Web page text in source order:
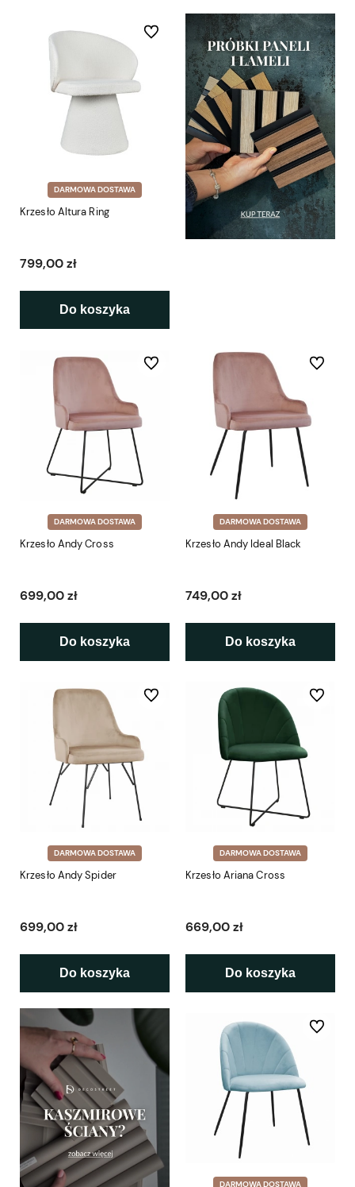
DARMOWA DOSTAWA
Krzesło Altura Ring
799,00 zł
Do koszyka
Do ulubionych
DARMOWA DOSTAWA
Krzesło Andy Cross
699,00 zł
Do koszyka
Do ulubionych
DARMOWA DOSTAWA
Krzesło Andy Ideal Black
749,00 zł
Do koszyka
Do
DARMOWA DOSTAWA
Krzesło Andy Spider
699,00 zł
Do koszyka
Do ulubionych
DARMOWA DOSTAWA
Krzesło Ariana Cross
669,00 zł
Do koszyka
Do
DARMOWA DOSTAWA
Do